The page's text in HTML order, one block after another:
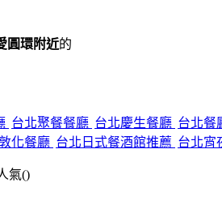
圓環附近的
台北聚餐餐廳 台北慶生餐廳 台北餐
化餐廳 台北日式餐酒館推薦 台北宵
氣()